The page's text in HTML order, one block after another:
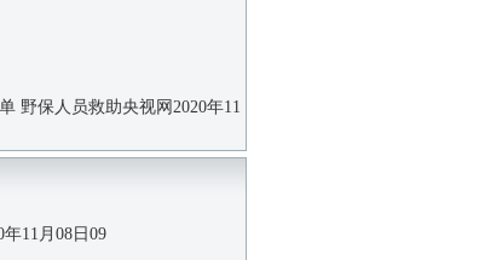
野保人员救助央视网2020年11
年11月08日09